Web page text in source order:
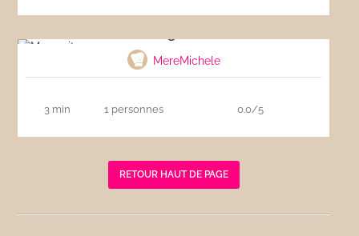
MereMichele
3 min 1 personnes 0.0/5
RETOUR HAUT DE PAGE